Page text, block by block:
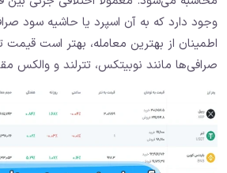
وجود دارد که به آن اسپرد یا حاشیه سود
اطمینان از بهترین معامله، بهتر است قیمت
صرافی‌ها مانند نوبیتکس، تترلند و والکس